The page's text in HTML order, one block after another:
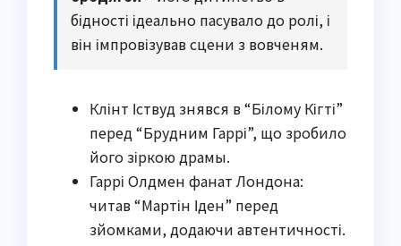
бідності ідеально пасувало до ролі, і
він імпровізував сцени з вовченям.
Клінт Іствуд знявся в “Білому Кігті”
перед “Брудним Гаррі”, що зробило
його зіркою драмы.
Гаррі Олдмен фанат Лондона:
читав “Мартін Іден” перед
зйомками, додаючи автентичності.